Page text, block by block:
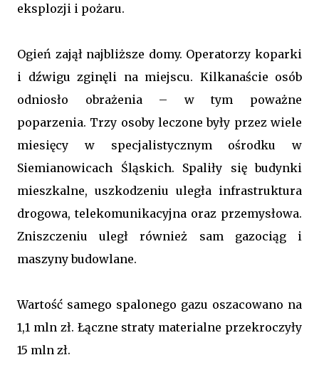
eksplozji i pożaru.
Ogień zajął najbliższe domy. Operatorzy koparki
i dźwigu zginęli na miejscu. Kilkanaście osób
odniosło obrażenia – w tym poważne
poparzenia. Trzy osoby leczone były przez wiele
miesięcy w specjalistycznym ośrodku w
Siemianowicach Śląskich. Spaliły się budynki
mieszkalne, uszkodzeniu uległa infrastruktura
drogowa, telekomunikacyjna oraz przemysłowa.
Zniszczeniu uległ również sam gazociąg i
maszyny budowlane.
Wartość samego spalonego gazu oszacowano na
1,1 mln zł. Łączne straty materialne przekroczyły
15 mln zł.